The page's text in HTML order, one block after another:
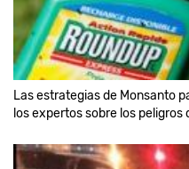
Las estrategias de Monsanto
los expertos sobre los peligros